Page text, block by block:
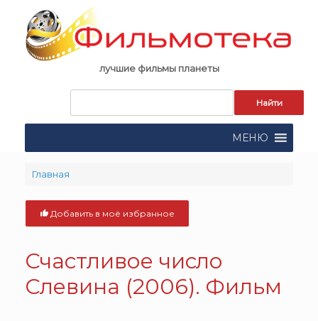
content
лучшие фильмы планеты
поиска:
МЕНЮ
Главная
Добавить в моё избранное
Счастливое число
Слевина (2006). Фильм